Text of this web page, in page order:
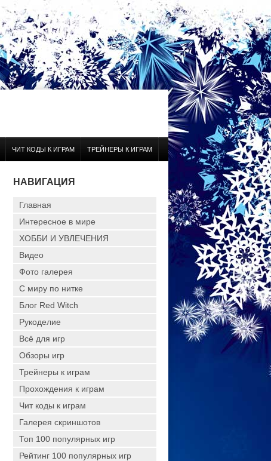
ЧИТ КОДЫ К ИГРАМ ТРЕЙНЕРЫ К ИГРАМ
НАВИГАЦИЯ
Главная
Интересное в мире
ХОББИ И УВЛЕЧЕНИЯ
Видео
Фото галерея
С миру по нитке
Блог Red Witch
Рукоделие
Всё для игр
Обзоры игр
Трейнеры к играм
Прохождения к играм
Чит коды к играм
Галерея скриншотов
Топ 100 популярных игр
Рейтинг 100 популярных игр